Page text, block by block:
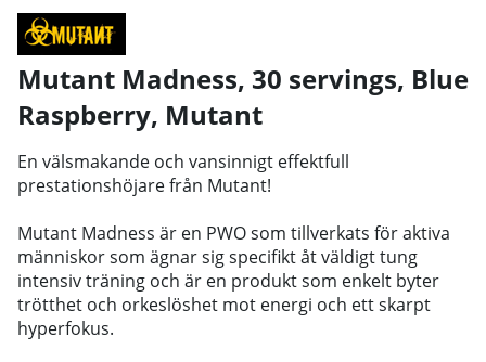
Mutant Madness, 30 servings, Blue
Raspberry, Mutant
En välsmakande och vansinnigt effektfull
prestationshöjare från Mutant!
Mutant Madness är en PWO som tillverkats för aktiva
människor som ägnar sig specifikt åt väldigt tung
intensiv träning och är en produkt som enkelt byter
trötthet och orkeslöshet mot energi och ett skarpt
hyperfokus.